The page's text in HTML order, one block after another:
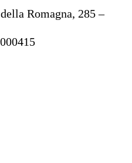
Romagna, 285 –